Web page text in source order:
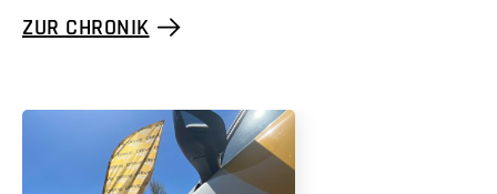
ZUR CHRONIK